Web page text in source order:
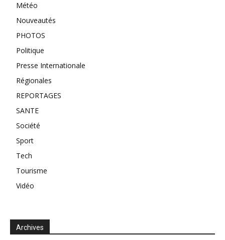
Météo
Nouveautés
PHOTOS
Politique
Presse Internationale
Régionales
REPORTAGES
SANTE
Société
Sport
Tech
Tourisme
Vidéo
Archives